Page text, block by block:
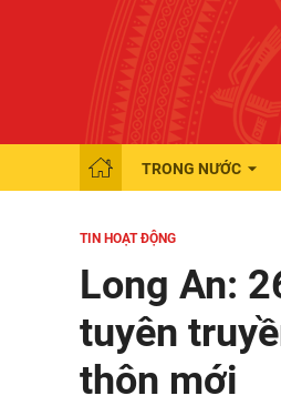
TRONG NƯỚC
TIN HOẠT ĐỘNG
Long An:
tuyên
thôn mới